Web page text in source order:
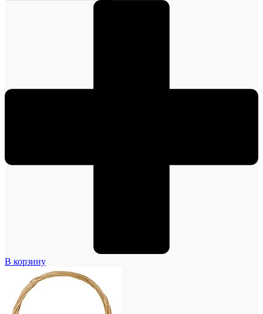
В корзину